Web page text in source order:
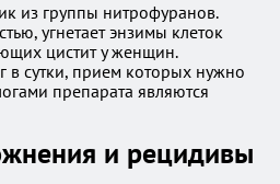
из группы нитрофуранов.
угнетает энзимы клеток
цистит у женщин.
в сутки, прием которых нужно
препарата являются
и рецидивы